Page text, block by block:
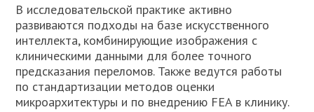
В исследовательской практике активно
развиваются подходы на базе искусственного
интеллекта, комбинирующие изображения с
клиническими данными для более точного
предсказания переломов. Также ведутся работы
по стандартизации методов оценки
микроархитектуры и по внедрению FEA в клинику.